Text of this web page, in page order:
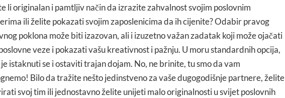
li originalan i pamtljiv način da izrazite zahvalnost svojim poslovnim
ili želite pokazati svojim zaposlenicima da ih cijenite? Odabir pravog
poklona može biti izazovan, ali i izuzetno važan zadatak koji može ojačati
veze i pokazati vašu kreativnost i pažnju. U moru standardnih opcija,
istaknuti se i ostaviti trajan dojam. No, ne brinite, tu smo da vam
Bilo da tražite nešto jedinstveno za vaše dugogodišnje partnere, želite
svoj tim ili jednostavno želite unijeti malo originalnosti u svijet poslovnih